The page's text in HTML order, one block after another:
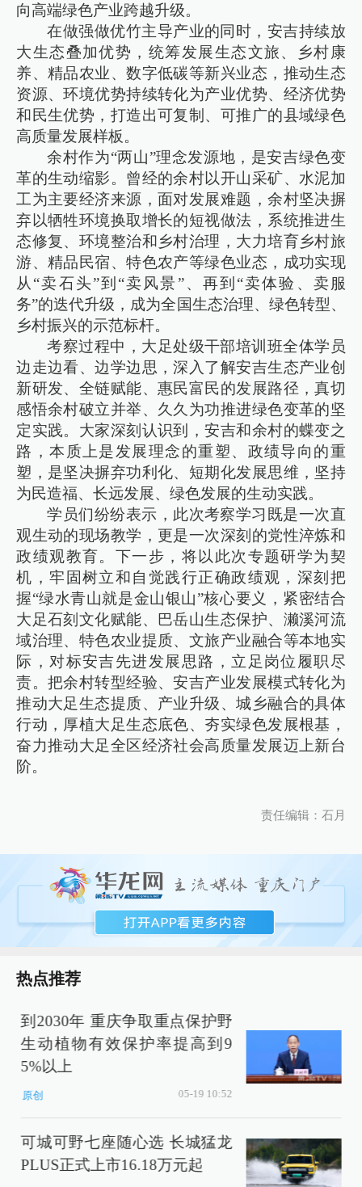
向高端绿色产业跨越升级。
在做强做优竹主导产业的同时，安吉持续放
大生态叠加优势，统筹发展生态文旅、乡村康
养、精品农业、数字低碳等新兴业态，推动生态
资源、环境优势持续转化为产业优势、经济优势
和民生优势，打造出可复制、可推广的县域绿色
高质量发展样板。
余村作为“两山”理念发源地，是安吉绿色变
革的生动缩影。曾经的余村以开山采矿、水泥加
工为主要经济来源，面对发展难题，余村坚决摒
弃以牺牲环境换取增长的短视做法，系统推进生
态修复、环境整治和乡村治理，大力培育乡村旅
游、精品民宿、特色农产等绿色业态，成功实现
从“卖石头”到“卖风景”、再到“卖体验、卖服
务”的迭代升级，成为全国生态治理、绿色转型、
乡村振兴的示范标杆。
考察过程中，大足处级干部培训班全体学员
边走边看、边学边思，深入了解安吉生态产业创
新研发、全链赋能、惠民富民的发展路径，真切
感悟余村破立并举、久久为功推进绿色变革的坚
定实践。大家深刻认识到，安吉和余村的蝶变之
路，本质上是发展理念的重塑、政绩导向的重
塑，是坚决摒弃功利化、短期化发展思维，坚持
为民造福、长远发展、绿色发展的生动实践。
学员们纷纷表示，此次考察学习既是一次直
观生动的现场教学，更是一次深刻的党性淬炼和
政绩观教育。下一步，将以此次专题研学为契
机，牢固树立和自觉践行正确政绩观，深刻把
握“绿水青山就是金山银山”核心要义，紧密结合
大足石刻文化赋能、巴岳山生态保护、濑溪河流
域治理、特色农业提质、文旅产业融合等本地实
际，对标安吉先进发展思路，立足岗位履职尽
责。把余村转型经验、安吉产业发展模式转化为
推动大足生态提质、产业升级、城乡融合的具体
行动，厚植大足生态底色、夯实绿色发展根基，
奋力推动大足全区经济社会高质量发展迈上新台
阶。
责任编辑：石月
热点推荐
到2030年 重庆争取重点保护野
生动植物有效保护率提高到9
5%以上
原创 05-19 10:52
可城可野七座随心选 长城猛龙
PLUS正式上市16.18万元起